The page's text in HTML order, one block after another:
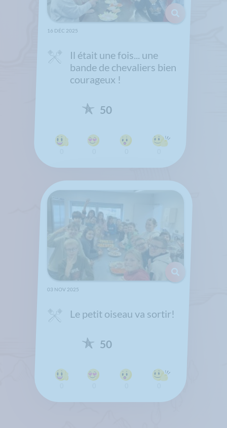
16 DÉC 2025
Il était une fois... une
bande de chevaliers bien
courageux !
50
03 NOV 2025
Le petit oiseau va sortir!
50